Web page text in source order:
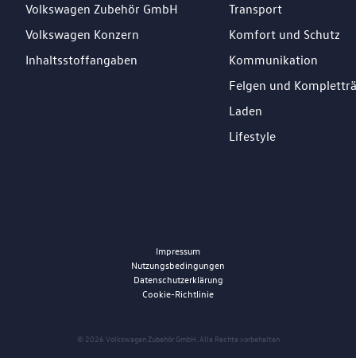
Volkswagen Zubehör GmbH
Volkswagen Konzern
Inhaltsstoffangaben
Transport
Komfort und Schutz
Kommunikation
Felgen und
Laden
Lifestyle
© 2026 Volkswagen Zubehör GmbH. Alle Rechte vorbehalten
Impressum
Nutzungsbedingungen
Datenschutzerklärung
Cookie-Richtlinie